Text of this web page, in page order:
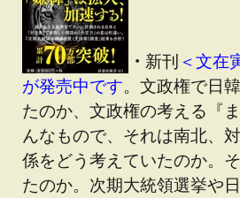
・ 新刊 ＜文在
が発売中です。文政権で日
たのか、文政権の考える『
んなもので、それは南北、
係をどう考えていたのか。
たのか。次期大統領選挙や